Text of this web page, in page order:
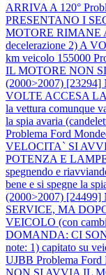
ARRIVA A 120°
PRESENTANO I
MOTORE RIMANE
decelerazione 2) A
km veicolo 155000
IL MOTORE NON
(2000>2007) [23294]
VOLTE ACCESA
la vettura comunque
la spia avaria
Problema Ford
VELOCITA` SI
POTENZA E
spegnendo e
bene e si spegne la
(2000>2007)
SERVICE, MA
VEICOLO (con
DOMANDA: CI
note: 1) capitato su
UJBB Problema
NON SI AVVIA IL